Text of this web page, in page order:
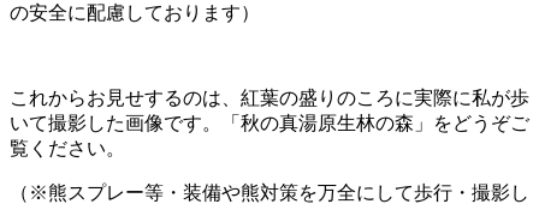
の安全に配慮しております）
これからお見せするのは、紅葉の盛りのころに実際に私が歩
いて撮影した画像です。「秋の真湯原生林の森」をどうぞご
覧ください。
（※熊スプレー等・装備や熊対策を万全にして歩行・撮影し